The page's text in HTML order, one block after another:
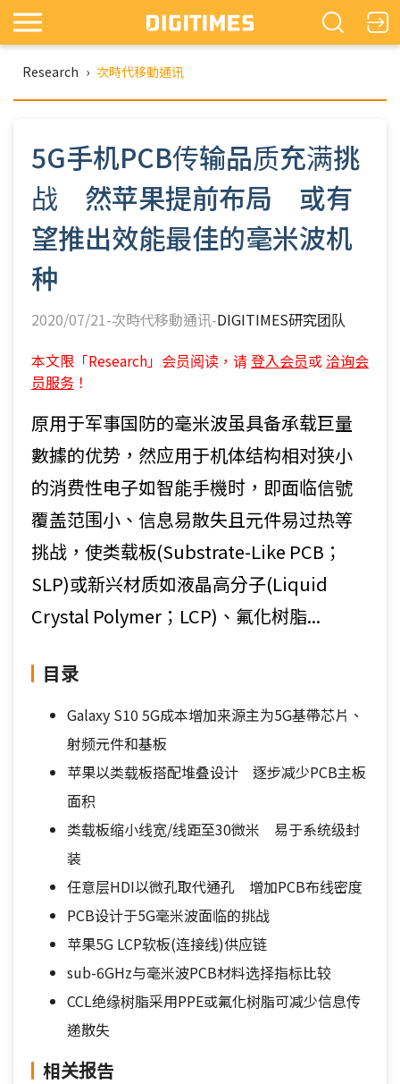
Research › 次時代移動通讯
5G手机PCB传输品质充满挑
战 然苹果提前布局 或有
望推出效能最佳的毫米波机
种
2020/07/21-次時代移動通讯-DIGITIMES研究团队
本文限「Research」会员阅读，请登入会员或 洽询会
员服务 ！
原用于军事国防的毫米波虽具备承载巨量
數據的优势，然应用于机体结构相对狭小
的消费性电子如智能手機时，即面临信號
覆盖范围小、信息易散失且元件易过热等
挑战，使类载板(Substrate-Like PCB；
SLP)或新兴材质如液晶高分子(Liquid
Crystal Polymer；LCP)、氟化树脂...
目录
Galaxy S10 5G成本增加来源主为5G基帶芯片、
射频元件和基板
苹果以类载板搭配堆叠设计 逐步减少PCB主板
面积
类载板缩小线宽/线距至30微米 易于系统级封
装
任意层HDI以微孔取代通孔 增加PCB布线密度
PCB设计于5G毫米波面临的挑战
苹果5G LCP软板(连接线)供应链
sub-6GHz与毫米波PCB材料选择指标比较
CCL绝缘树脂采用PPE或氟化树脂可减少信息传
递散失
相关报告